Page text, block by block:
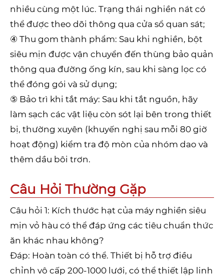
nhiều cùng một lúc. Trạng thái nghiền nát có
thể được theo dõi thông qua cửa sổ quan sát;
④ Thu gom thành phẩm: Sau khi nghiền, bột
siêu mịn được vận chuyển đến thùng bảo quản
thông qua đường ống kín, sau khi sàng lọc có
thể đóng gói và sử dụng;
⑤ Bảo trì khi tắt máy: Sau khi tắt nguồn, hãy
làm sạch các vật liệu còn sót lại bên trong thiết
bị, thường xuyên (khuyến nghị sau mỗi 80 giờ
hoạt động) kiểm tra độ mòn của nhóm dao và
thêm dầu bôi trơn.
Câu Hỏi Thường Gặp
Câu hỏi 1: Kích thước hạt của máy nghiền siêu
mịn vỏ hàu có thể đáp ứng các tiêu chuẩn thức
ăn khác nhau không?
Đáp: Hoàn toàn có thể. Thiết bị hỗ trợ điều
chỉnh vô cấp 200-1000 lưới, có thể thiết lập linh